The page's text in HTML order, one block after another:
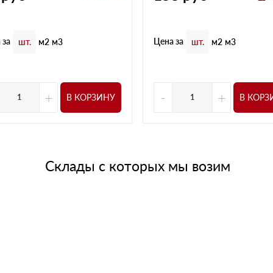
шт. м2 м3
+ В КОРЗИНУ
Цена за шт. м2 м3
- + В
Склады с которых мы возим